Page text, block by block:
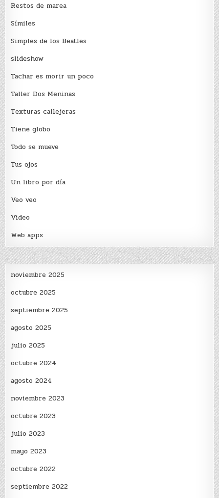
Restos de marea
Sí­miles
Simples de los Beatles
slideshow
Tachar es morir un poco
Taller Dos Meninas
Texturas callejeras
Tiene globo
Todo se mueve
Tus ojos
Un libro por día
Veo veo
Video
Web apps
noviembre 2025
octubre 2025
septiembre 2025
agosto 2025
julio 2025
octubre 2024
agosto 2024
noviembre 2023
octubre 2023
julio 2023
mayo 2023
octubre 2022
septiembre 2022